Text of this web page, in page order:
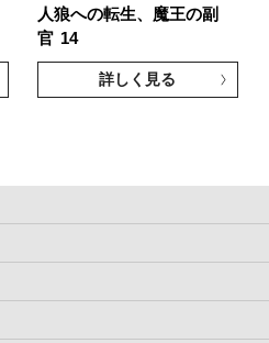
人狼への転生、魔王の副
官 14
詳しく見る